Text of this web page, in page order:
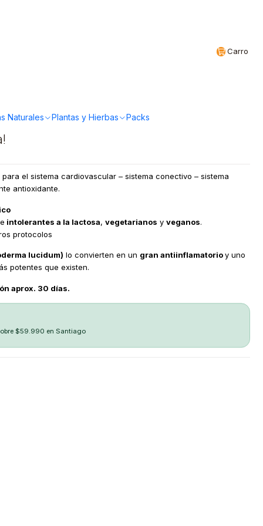
Carro
Naturales Plantas y Hierbas Packs
el sistema cardiovascular – sistema conectivo – sistema
antioxidante.
intolerantes a la lactosa, vegetarianos y veganos.
protocolos
lucidum) lo convierten en un gran antiinflamatorioy uno
potentes que existen.
aprox. 30 días.
$59.990 en Santiago